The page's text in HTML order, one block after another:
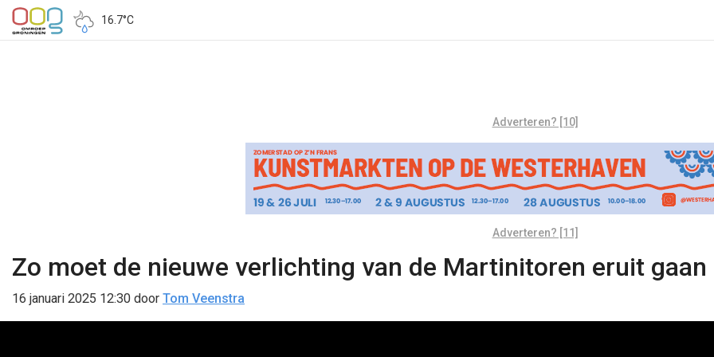
16.7°C
Adverteren? [10]
Adverteren? [11]
Zo moet de nieuwe verlichting van de Martinitoren eruit gaan
16 januari 2025 12:30 door Tom Veenstra